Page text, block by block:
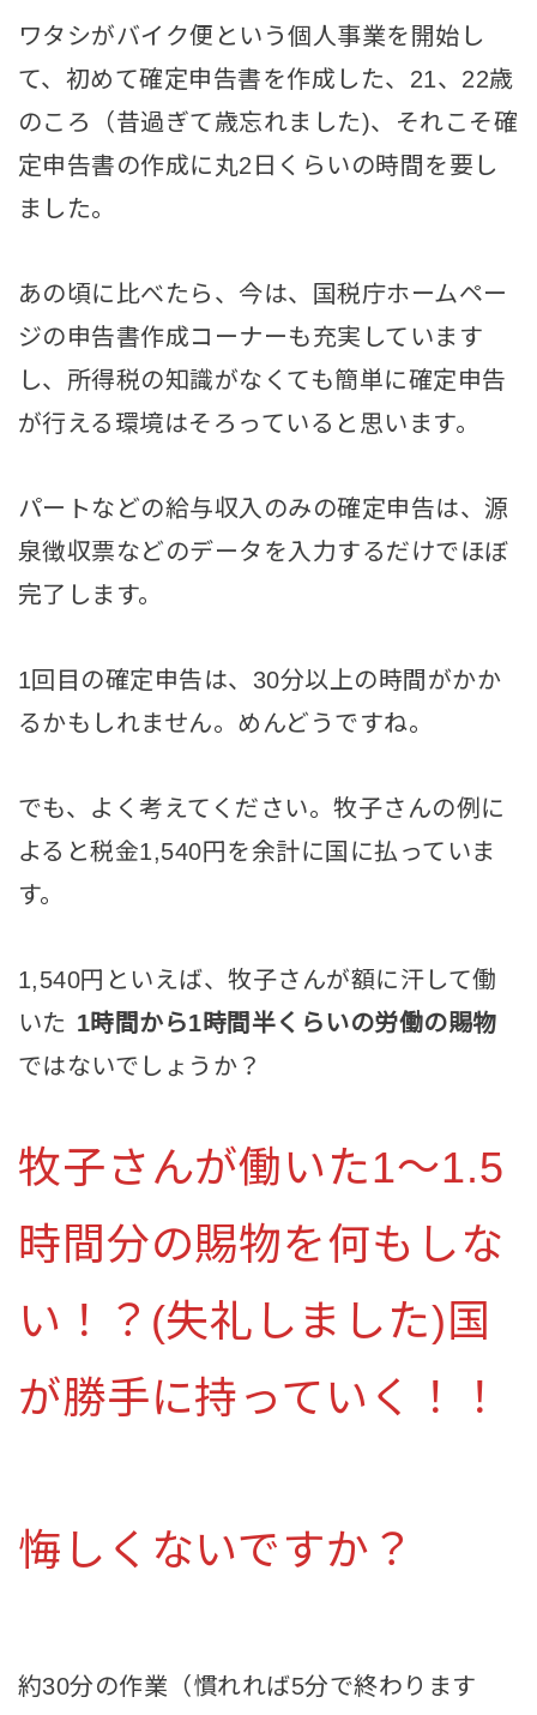
ワタシがバイク便という個人事業を開始し
て、初めて確定申告書を作成した、21、22歳
のころ（昔過ぎて歳忘れました)、それこそ確
定申告書の作成に丸2日くらいの時間を要し
ました。
あの頃に比べたら、今は、国税庁ホームペー
ジの申告書作成コーナーも充実しています
し、所得税の知識がなくても簡単に確定申告
が行える環境はそろっていると思います。
パートなどの給与収入のみの確定申告は、源
泉徴収票などのデータを入力するだけでほぼ
完了します。
1回目の確定申告は、30分以上の時間がかか
るかもしれません。めんどうですね。
でも、よく考えてください。牧子さんの例に
よると税金1,540円を余計に国に払っていま
す。
1,540円といえば、牧子さんが額に汗して働
いた 1時間から1時間半くらいの労働の賜物
ではないでしょうか？
牧子さんが働いた1～1.5
時間分の賜物を何もしな
い！？(失礼しました)国
が勝手に持っていく！！
悔しくないですか？
約30分の作業（慣れれば5分で終わります